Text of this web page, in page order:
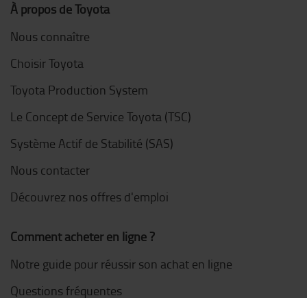
À propos de Toyota
Nous connaître
Choisir Toyota
Toyota Production System
Le Concept de Service Toyota (TSC)
Système Actif de Stabilité (SAS)
Nous contacter
Découvrez nos offres d'emploi
Comment acheter en ligne ?
Notre guide pour réussir son achat en ligne
Questions fréquentes